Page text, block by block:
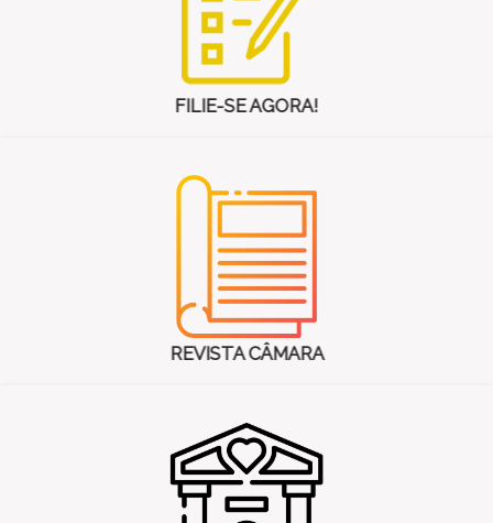
FILIE-SE AGORA!
REVISTA CÂMARA